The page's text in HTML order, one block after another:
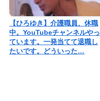
【ひろゆき】介護職員、休職
中。YouTubeチャンネルやっ
ています。一発当てて退職し
たいです。どういった…